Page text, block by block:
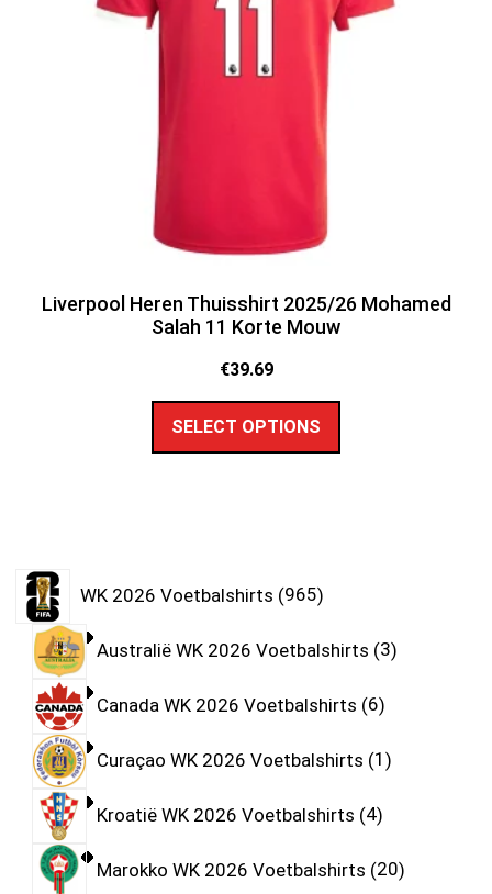
Liverpool Heren Thuisshirt 2025/26 Mohamed
Salah 11 Korte Mouw
€39.69
SELECT OPTIONS
WK 2026 Voetbalshirts 965
Australië WK 2026 Voetbalshirts 3
Canada WK 2026 Voetbalshirts 6
Curaçao WK 2026 Voetbalshirts 1
Kroatië WK 2026 Voetbalshirts 4
Marokko WK 2026 Voetbalshirts 20